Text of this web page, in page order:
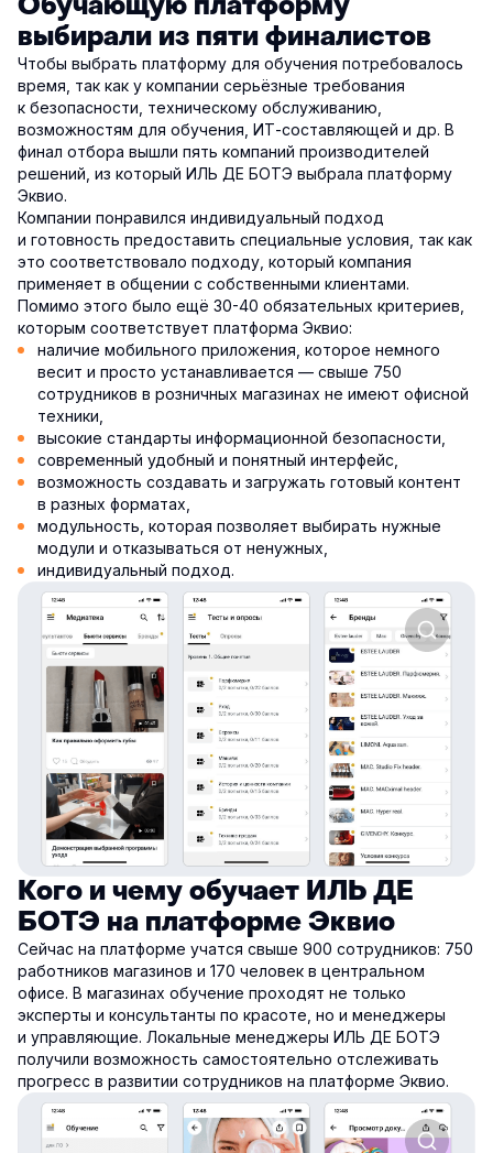
выбирали из пяти финалистов
Чтобы выбрать платформу для обучения потребовалось
время, так как у компании серьёзные требования
к безопасности, техническому обслуживанию,
возможностям для обучения, ИТ-составляющей и др. В
финал отбора вышли пять компаний производителей
решений, из который ИЛЬ ДЕ БОТЭ выбрала платформу
Эквио.
Компании понравился индивидуальный подход
и готовность предоставить специальные условия, так как
это соответствовало подходу, который компания
применяет в общении с собственными клиентами.
Помимо этого было ещё 30-40 обязательных критериев,
которым соответствует платформа Эквио:
наличие мобильного приложения, которое немного
весит и просто устанавливается — свыше 750
сотрудников в розничных магазинах не имеют офисной
техники,
высокие стандарты информационной безопасности,
современный удобный и понятный интерфейс,
возможность создавать и загружать готовый контент
в разных форматах,
модульность, которая позволяет выбирать нужные
модули и отказываться от ненужных,
индивидуальный подход.
Кого и чему обучает ИЛЬ ДЕ
БОТЭ на платформе Эквио
Сейчас на платформе учатся свыше 900 сотрудников: 750
работников магазинов и 170 человек в центральном
офисе. В магазинах обучение проходят не только
эксперты и консультанты по красоте, но и менеджеры
и управляющие. Локальные менеджеры ИЛЬ ДЕ БОТЭ
получили возможность самостоятельно отслеживать
прогресс в развитии сотрудников на платформе Эквио.